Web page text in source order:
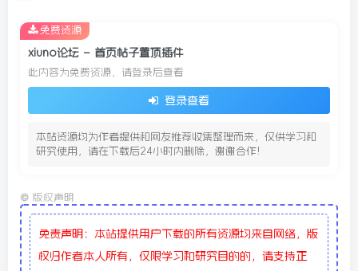
xiuno论坛 – 首页帖子置顶插件
此内容为免费资源，请登录后查看
登录查看
本站资源均为作者提供和网友推荐收集整理而来，仅供学习和
研究使用，请在下载后24小时内删除，谢谢合作!
免费资源
© 版权声明
免责声明：本站提供用户下载的所有资源均来自网络，版
权归作者本人所有，仅限学习和研究目的的，请支持正